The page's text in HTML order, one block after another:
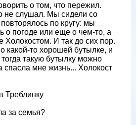
о том, что пережил.
не слушал. Мы сидели со
по кругу: мы
о погоде или еще о чем-то, а
Холокостом. И так до сих пор.
какой-то хорошей бутылке, и
такую бутылку можно
спасла мне жизнь... Холокост
Треблинку
за семья?